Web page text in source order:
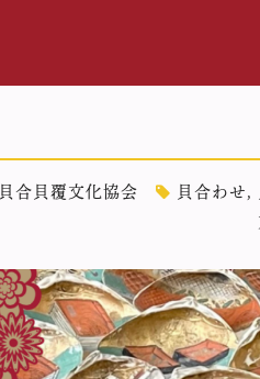
貝合貝覆文化協会 貝合わせ,